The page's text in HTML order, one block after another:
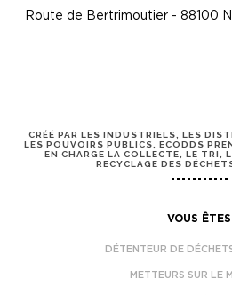
Route de Bertrimoutier - 88100
CRÉÉ PAR LES INDUSTRIELS, LES
LES POUVOIRS PUBLICS, ECODDS
EN CHARGE LA COLLECTE, LE TRI,
RECYCLAGE DES
VOUS ÊTES
DÉTENTEUR DE
METTEURS SUR LE